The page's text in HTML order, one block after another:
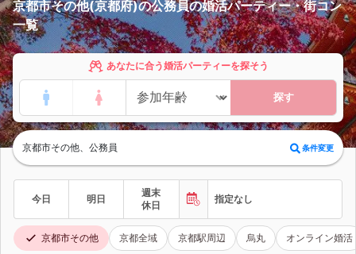
京都市その他(京都府)の公務員の婚活パーティー・街コン
一覧
あなたに合う婚活パーティーを探そう
探す
京都市その他、公務員 条件変更
今日 明日
週末
休日
指定なし
京都市その他 京都全域 京都駅周辺 烏丸 オンライン婚活